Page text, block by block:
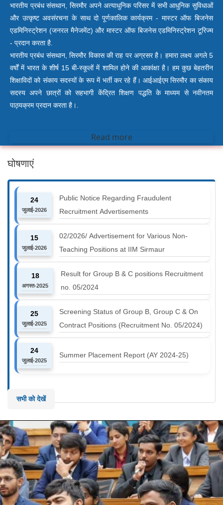
भारतीय प्रबंध संसथान, सिरमौर अपने अत्याधुनिक परिसर में सभी आधुनिक सुविधाओं
और उत्कृष्ट अवसंरचना के साथ दो पूर्णकालिक कार्यक्रम - मास्टर ऑफ बिजनेस
एडमिनिस्ट्रेशन (जनरल मैनेजमेंट) और मास्टर ऑफ बिजनेस एडमिनिस्ट्रेशन टूरिज्म
- प्रदान करता है.
भारतीय प्रबंध संसथान, सिरमौर विकास की राह पर अग्रसर है। हमारा लक्ष्य अगले 5
वर्षों में भारत के शीर्ष 15 बी-स्कूलों में शामिल होने की आकांक्षा है। हम कुछ बेहतरीन
शिक्षाविदों को संकाय सदस्यों के रूप में भर्ती कर रहे हैं। आईआईएम सिरमौर का संकाय
सदस्य अपने छात्रों को सहभागी केंद्रित शिक्षण पद्धति के माध्यम से नवीनतम
पाठ्यक्रम प्रदान करता है।.
Read more
घोषणाएं
24
जुलाई-2026
Public Notice Regarding Fraudulent
Recruitment Advertisements
15
जुलाई-2026
02/2026/ Advertisement for Various Non-
Teaching Positions at IIM Sirmaur
18
अगस्त-2025
Result for Group B & C positions Recruitment
no. 05/2024
25
जुलाई-2025
Screening Status of Group B, Group C & On
Contract Positions (Recruitment No. 05/2024)
24
जुलाई-2025
Summer Placement Report (AY 2024-25)
सभी को देखें